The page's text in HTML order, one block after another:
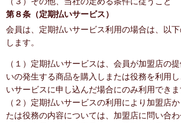
第８条（定期払いサービス）
会員は、定期払いサービス利用の場合は、以
します。
（１）定期払いサービスは、会員が加盟店の
いの発生する商品を購入しまたは役務を利用
いサービスに申し込んだ場合にのみ利用できま
（２）定期払いサービスの利用により加盟店
たは役務の内容については、加盟店に問い合わ